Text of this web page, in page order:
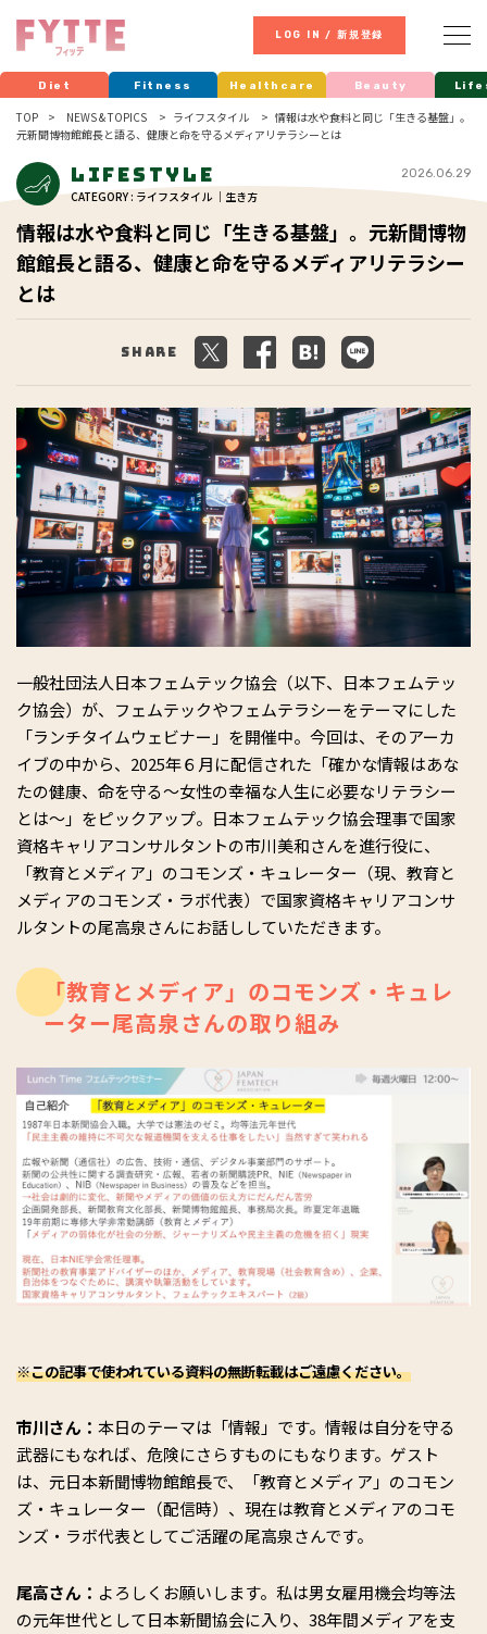
LOG IN / 新規登録
Diet Fitness Healthcare Beauty
TOP NEWS & TOPICS ライフスタイル
情報は水や食料と同じ「生きる基盤」。
元新聞博物館館長と語る、健康と命を守るメディアリテラシーとは
Lifestyle
CATEGORY : ライフスタイル ｜生き方
2026.06.29
情報は水や食料と同じ「生きる基盤」。元新聞博物
館館長と語る、健康と命を守るメディアリテラシー
とは
Share
一般社団法人日本フェムテック協会（以下、日本フェムテッ
ク協会）が、フェムテックやフェムテラシーをテーマにした
「ランチタイムウェビナー」を開催中。今回は、そのアーカ
イブの中から、2025年６月に配信された「確かな情報はあな
たの健康、命を守る～女性の幸福な人生に必要なリテラシー
とは～」をピックアップ。日本フェムテック協会理事で国家
資格キャリアコンサルタントの市川美和さんを進行役に、
「教育とメディア」のコモンズ・キュレーター（現、教育と
メディアのコモンズ・ラボ代表）で国家資格キャリアコンサ
ルタントの尾高泉さんにお話ししていただきます。
「教育とメディア」のコモンズ・キュレ
ーター尾高泉さんの取り組み
※この記事で使われている資料の無断転載はご遠慮ください。
市川さん： 本日のテーマは「情報」です。情報は自分を守る
武器にもなれば、危険にさらすものにもなります。ゲスト
は、元日本新聞博物館館長で、「教育とメディア」のコモン
ズ・キュレーター（配信時）、現在は教育とメディアのコモ
ンズ・ラボ代表としてご活躍の尾高泉さんです。
尾高さん： よろしくお願いします。私は男女雇用機会均等法
の元年世代として日本新聞協会に入り、38年間メディアを支